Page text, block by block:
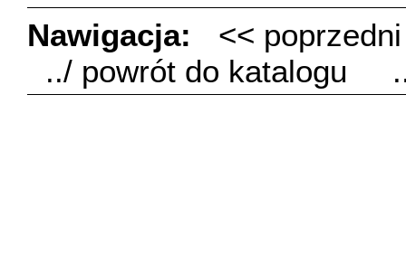
Nawigacja:
<<
../ powrót do katalogu